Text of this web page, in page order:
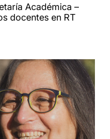
Académica –
docentes en RT